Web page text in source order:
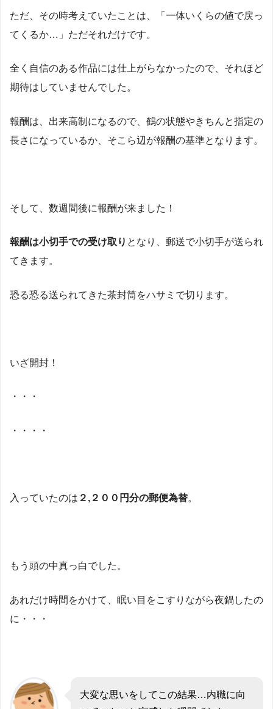
ただ、その時考えていたことは、「一体いくらの値で戻っ
てくるか…」ただそれだけです。
全く自信のある作品には仕上がらなかったので、それほど
期待はしていませんでした。
報酬は、出来高制になるので、鶴の状態やきちんと指定の
長さになっているか、そこら辺が報酬の基準となります。
そして、数週間後に報酬が来ました！
報酬は小切手での受け取り となり、郵送で小切手が送られ
てきます。
恐る恐る送られてきた茶封筒をハサミで切ります。
いざ開封！
・・・
・・・・
入っていたのは ２,２００円分の郵便為替。
もう頭の中真っ白でした。
あれだけ時間をかけて、眠い目をこすりながら夜鍋したの
に・・・
大変な思いをしてこの結果…内職に向